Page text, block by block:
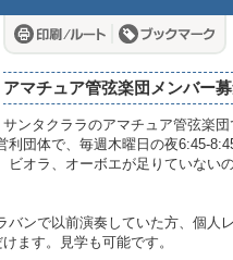
アマチュア管弦楽団メンバー
サンタクララのアマチュア管弦楽
団体で、毎週木曜日の夜6:45-
ビオラ、オーボエが足りていな
バンで以前演奏していた方、個
ます。見学も可能です。